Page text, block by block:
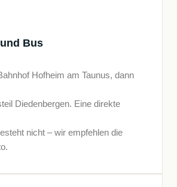
Bus
Hofheim am Taunus, dann
Diedenbergen. Eine direkte
nicht – wir empfehlen die